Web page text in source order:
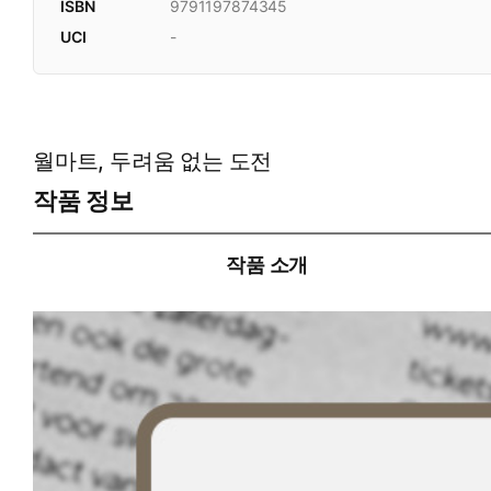
ISBN
9791197874345
UCI
-
월마트, 두려움 없는 도전
작품 정보
작품 소개